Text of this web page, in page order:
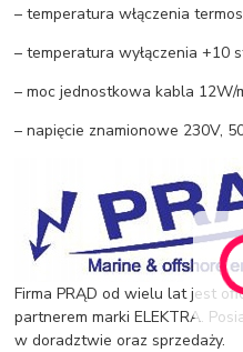
– temperatura włączenia
– temperatura wyłączenia +10
– moc jednostkowa kabla 12W/
– napięcie znamionowe 230V,
Firma PRĄD od wielu lat jest
partnerem marki ELEKTRA.
w doradztwie oraz sprzedaży.